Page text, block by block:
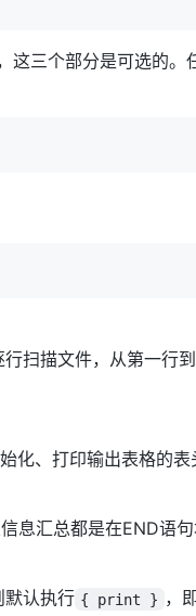
这三个部分是可选的。
扫描文件，从第一行
化、打印输出表格的表
息汇总都是在END语
认执行 { print } ，